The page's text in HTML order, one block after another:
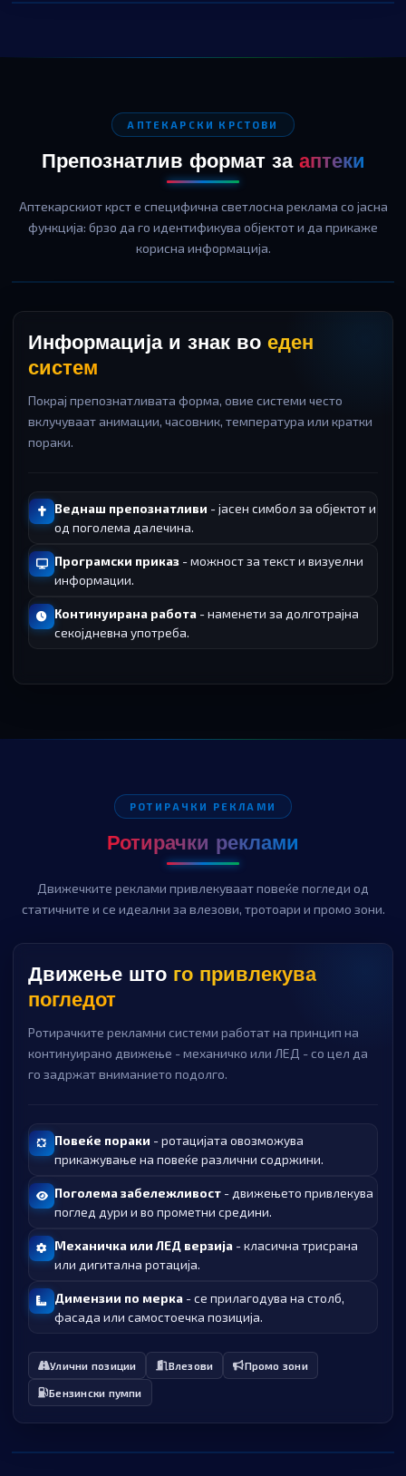
АПТЕКАРСКИ КРСТОВИ
Препознатлив формат за аптеки
Аптекарскиот крст е специфична светлосна реклама со јасна
функција: брзо да го идентификува објектот и да прикаже
корисна информација.
Информација и знак во еден
систем
Покрај препознатливата форма, овие системи често
вклучуваат анимации, часовник, температура или кратки
пораки.
Веднаш препознатливи - јасен симбол за објектот и
од поголема далечина.
Програмски приказ - можност за текст и визуелни
информации.
Континуирана работа - наменети за долготрајна
секојдневна употреба.
РОТИРАЧКИ РЕКЛАМИ
Ротирачки реклами
Движечките реклами привлекуваат повеќе погледи од
статичните и се идеални за влезови, тротоари и промо зони.
Движење што го привлекува
погледот
Ротирачките рекламни системи работат на принцип на
континуирано движење - механичко или ЛЕД - со цел да
го задржат вниманието подолго.
Повеќе пораки - ротацијата овозможува
прикажување на повеќе различни содржини.
Поголема забележливост - движењето привлекува
поглед дури и во прометни средини.
Механичка или ЛЕД верзија - класична трисрана
или дигитална ротација.
Димензии по мерка - се прилагодува на столб,
фасада или самостоечка позиција.
Улични позиции Влезови Промо зони
Бензински пумпи